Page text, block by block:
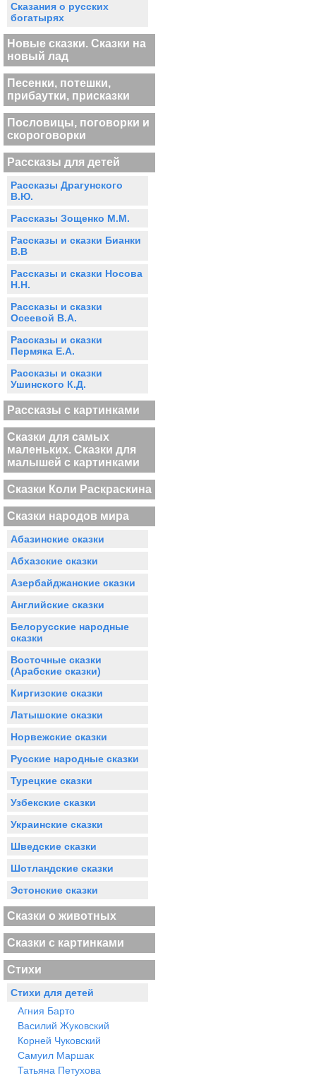
Сказания о русских
богатырях
Новые сказки. Сказки на
новый лад
Песенки, потешки,
прибаутки, присказки
Пословицы, поговорки и
скороговорки
Рассказы для детей
Рассказы Драгунского
В.Ю.
Рассказы Зощенко М.М.
Рассказы и сказки Бианки
В.В
Рассказы и сказки Носова
Н.Н.
Рассказы и сказки
Осеевой В.А.
Рассказы и сказки
Пермяка Е.А.
Рассказы и сказки
Ушинского К.Д.
Рассказы с картинками
Сказки для самых
маленьких. Сказки для
малышей с картинками
Сказки Коли Раскраскина
Сказки народов мира
Абазинские сказки
Абхазские сказки
Азербайджанские сказки
Английские сказки
Белорусские народные
сказки
Восточные сказки
(Арабские сказки)
Киргизские сказки
Латышские сказки
Норвежские сказки
Русские народные сказки
Турецкие сказки
Узбекские сказки
Украинские сказки
Шведские сказки
Шотландские сказки
Эстонские сказки
Сказки о животных
Сказки с картинками
Стихи
Стихи для детей
Агния Барто
Василий Жуковский
Корней Чуковский
Самуил Маршак
Татьяна Петухова